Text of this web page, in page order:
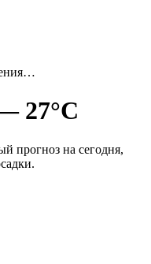
27°C
прогноз на сегодня,